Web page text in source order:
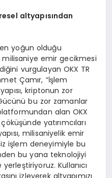
altyapısından
yoğun olduğu
emir gecikmesi
vurgulayan OKX TR
Çamır, “İşlem
kriptonun zor
bu zor zamanlar
alan OKX
yatırımcıları
milisaniyelik emir
işlem deneyimiyle bu
bu yana teknolojiyi
Kullanıcı
izleyerek altyapımızı